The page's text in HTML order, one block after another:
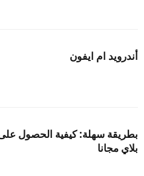
أندرويد ام ايفون
بطريقة سهلة: كيفية الحصول
بلاي مجانا